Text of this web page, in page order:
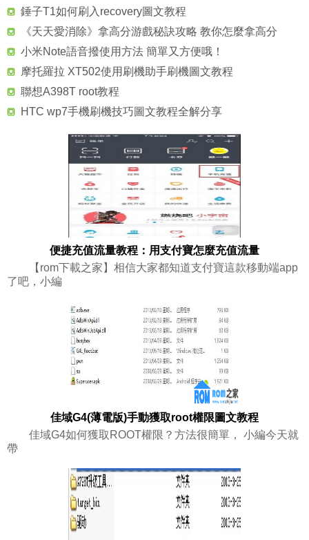
錘子T1如何刷入recovery圖文教程
《天天愛消除》拿高分游戲秘訣攻略 教你怎麼拿高分
小米Note語音撥使用方法 簡單又方便哦！
摩托羅拉 XT502使用刷機助手刷機圖文教程
聯想A398T root教程
HTC wp7手機刷機技巧圖文教程全解分享
便捷充值流量教程：用支付寶怎麼充值流量
【rom下載之家】相信大家都知道支付寶這款移動端app
了吧，小編
佳域G4(薄電版)手動獲取root權限圖文教程
佳域G4如何獲取ROOT權限？方法很簡單， 小編今天就
帶